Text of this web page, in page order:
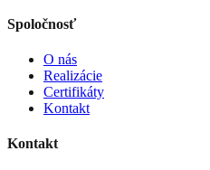
Spoločnosť
O nás
Realizácie
Certifikáty
Kontakt
Kontakt